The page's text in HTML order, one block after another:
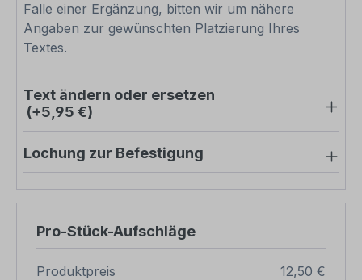
Falle einer Ergänzung, bitten wir um nähere
Angaben zur gewünschten Platzierung Ihres
Textes.
Text ändern oder ersetzen
(+5,95 €)
Lochung zur Befestigung
Pro-Stück-Aufschläge
Produktpreis
12,50 €